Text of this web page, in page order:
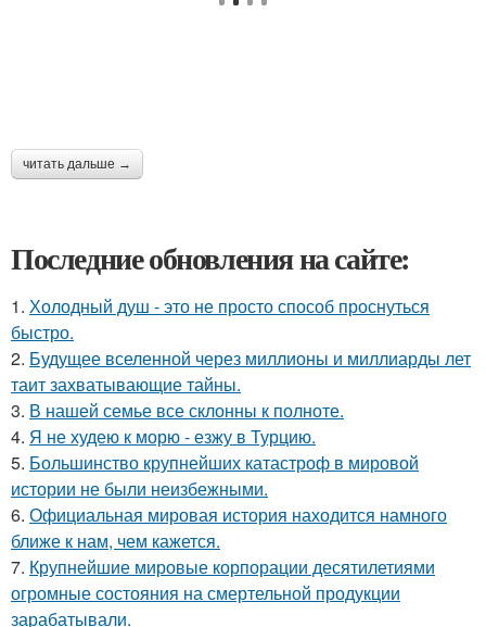
читать дальше →
Последние обновления на сайте:
1. Холодный душ - это не просто способ проснуться
быстро.
2. Будущее вселенной через миллионы и миллиарды лет
таит захватывающие тайны.
3. В нашей семье все склонны к полноте.
4. Я не худею к морю - езжу в Турцию.
5. Большинство крупнейших катастроф в мировой
истории не были неизбежными.
6. Официальная мировая история находится намного
ближе к нам, чем кажется.
7. Крупнейшие мировые корпорации десятилетиями
огромные состояния на смертельной продукции
зарабатывали.